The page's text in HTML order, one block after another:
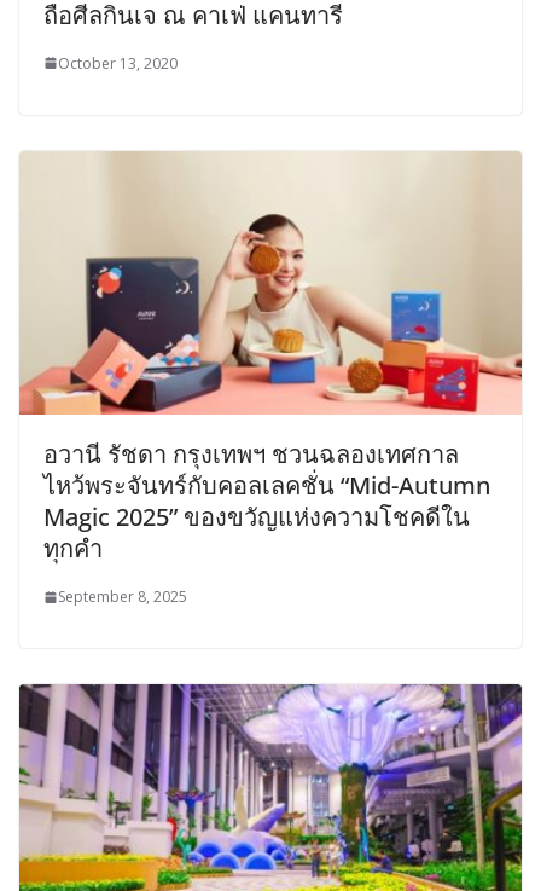
ถือศีลกินเจ ณ คาเฟ่ แคนทารี
October 13, 2020
อวานี รัชดา กรุงเทพฯ ชวนฉลองเทศกาล
ไหว้พระจันทร์กับคอลเลคชั่น “Mid-Autumn
Magic 2025” ของขวัญแห่งความโชคดีใน
ทุกคำ
September 8, 2025